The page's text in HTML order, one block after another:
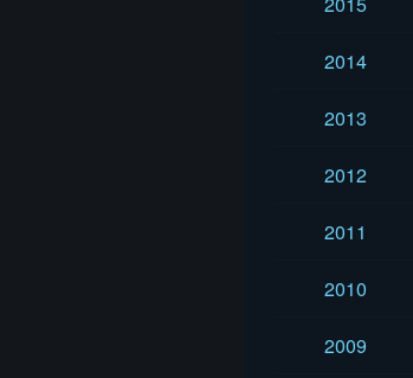
2014
2013
2012
2011
2010
2009